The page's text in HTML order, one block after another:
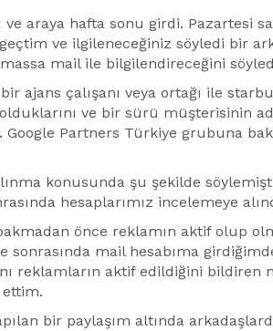
araya hafta sonu girdi. Pazartesi
ve ilgileneceğiniz söyledi bir
mail ile bilgilendireceğini
ajans çalışanı veya ortağı ile
ve bir sürü müşterisinin
Google Partners Türkiye grubuna
konusunda şu şekilde
hesaplarımız incelemeye
önce reklamın aktif olup
mail hesabıma
reklamların aktif edildiğini bildiren
ettim.
bir paylaşım altında